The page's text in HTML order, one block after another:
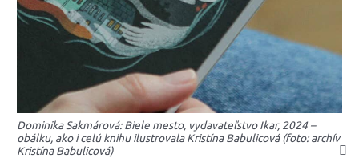
Dominika Sakmárová: Biele mesto, vydavateľstvo Ikar, 2024 –
obálku, ako i celú knihu ilustrovala Kristína Babulicová (foto: archív
Kristína Babulicová)